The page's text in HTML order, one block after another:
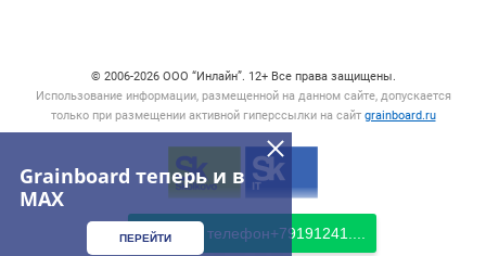
Показать телефон+79191241....
Grainboard теперь и в
MAX
ПЕРЕЙТИ
© 2006‑2026 ООО “Инлайн”. 12+ Все права защищены.
Использование информации, размещенной на данном сайте, допускается
только при размещении активной гиперссылки на сайт grainboard.ru